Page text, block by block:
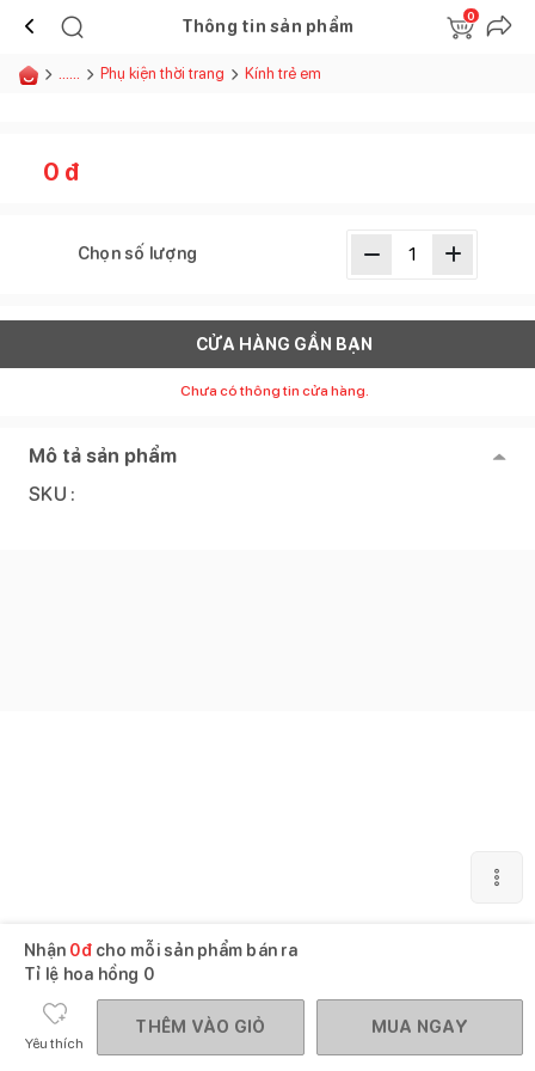
Thông tin sản phẩm
0
...... Phụ kiện thời trang Kính trẻ em
0 đ
Chọn số lượng
CỬA HÀNG GẦN BẠN
Chưa có thông tin cửa hàng.
Mô tả sản phẩm
SKU :
Nhận 0đcho mỗi sản phẩm bán ra
Tỉ lệ hoa hồng 0
Yêu thích
THÊM VÀO GIỎ MUA NGAY